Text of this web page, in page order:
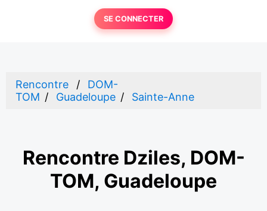
SE CONNECTER
Rencontre
DOM-
TOM
Guadeloupe Sainte-Anne
Rencontre Dziles, DOM-
TOM, Guadeloupe